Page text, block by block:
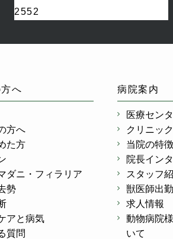
へ
方へ
た方
ダニ・フィラリア
勢
アと病気
質問
病院案内
医療セン
クリニッ
当院の特徴
院長イン
スタッフ
獣医師出
求人情報
動物病院
いて